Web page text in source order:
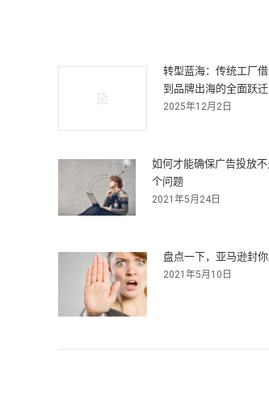
转型蓝海：传统工厂
到品牌出海的全面跃迁
2025年12月2日
如何才能确保广告投放
个问题
2021年5月24日
盘点一下，亚马逊封
2021年5月10日